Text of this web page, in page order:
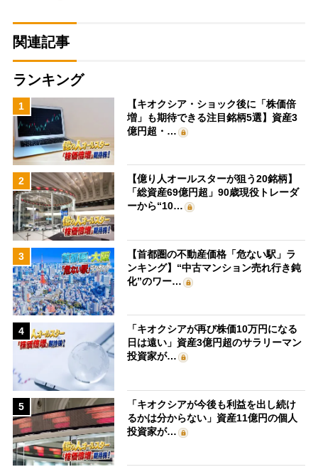
関連記事
ランキング
1
【キオクシア・ショック後に「株価倍
増」も期待できる注目銘柄5選】資産3
億円超・…
2
【億り人オールスターが狙う20銘柄】
「総資産69億円超」90歳現役トレーダ
ーから“10…
3
【首都圏の不動産価格「危ない駅」ラ
ンキング】“中古マンション売れ行き鈍
化”のワー…
4
「キオクシアが再び株価10万円になる
日は遠い」資産3億円超のサラリーマン
投資家が…
5
「キオクシアが今後も利益を出し続け
るかは分からない」資産11億円の個人
投資家が…